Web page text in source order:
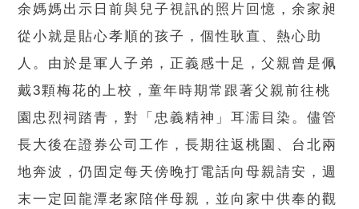
余媽媽出示日前與兒子視訊的照片回憶，余家昶
從小就是貼心孝順的孩子，個性耿直、熱心助
人。由於是軍人子弟，正義感十足，父親曾是佩
戴3顆梅花的上校，童年時期常跟著父親前往桃
園忠烈祠踏青，對「忠義精神」耳濡目染。儘管
長大後在證券公司工作，長期往返桃園、台北兩
地奔波，仍固定每天傍晚打電話向母親請安，週
末一定回龍潭老家陪伴母親，並向家中供奉的觀